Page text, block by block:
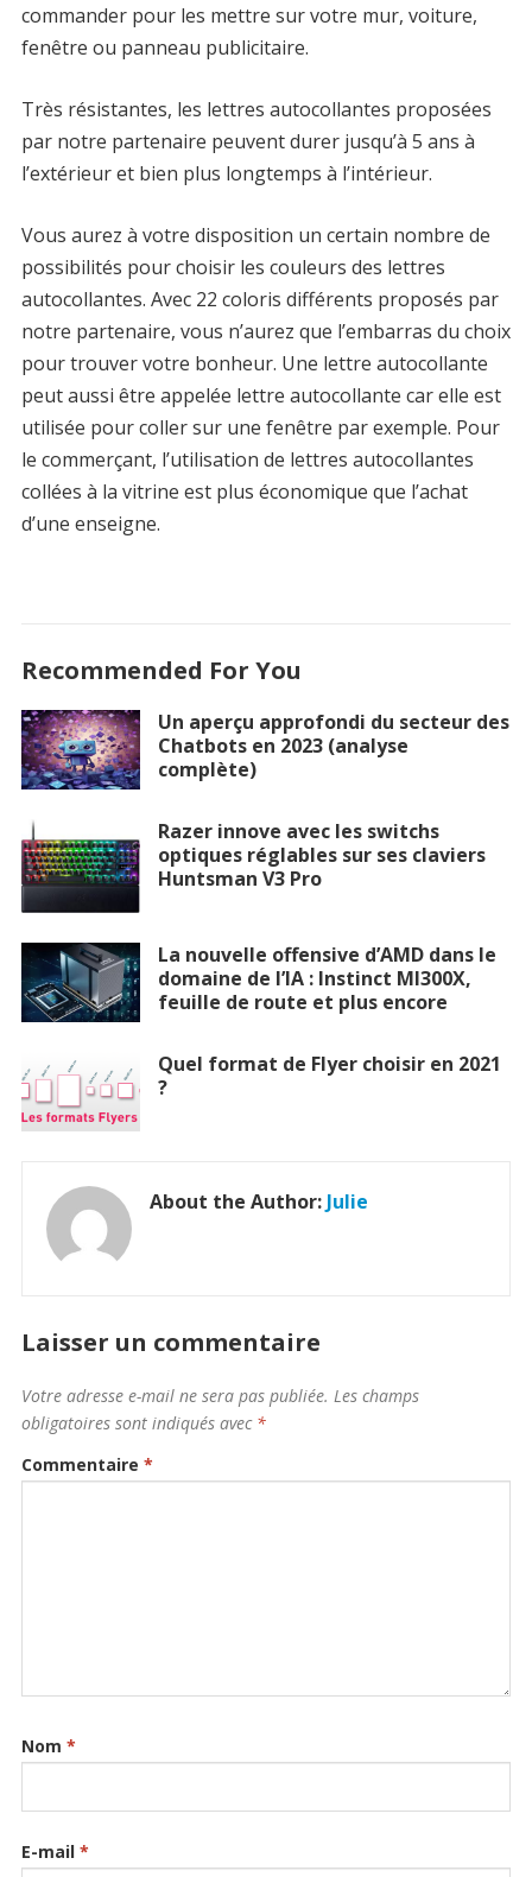
commander pour les mettre sur votre mur, voiture,
fenêtre ou panneau publicitaire.
Très résistantes, les lettres autocollantes proposées
par notre partenaire peuvent durer jusqu’à 5 ans à
l’extérieur et bien plus longtemps à l’intérieur.
Vous aurez à votre disposition un certain nombre de
possibilités pour choisir les couleurs des lettres
autocollantes. Avec 22 coloris différents proposés par
notre partenaire, vous n’aurez que l’embarras du choix
pour trouver votre bonheur. Une lettre autocollante
peut aussi être appelée lettre autocollante car elle est
utilisée pour coller sur une fenêtre par exemple. Pour
le commerçant, l’utilisation de lettres autocollantes
collées à la vitrine est plus économique que l’achat
d’une enseigne.
Recommended For You
Un aperçu approfondi du secteur des
Chatbots en 2023 (analyse
complète)
Razer innove avec les switchs
optiques réglables sur ses claviers
Huntsman V3 Pro
La nouvelle offensive d’AMD dans le
domaine de l’IA : Instinct MI300X,
feuille de route et plus encore
Quel format de Flyer choisir en 2021
?
About the Author: Julie
Laisser un commentaire
Votre adresse e-mail ne sera pas publiée. Les champs
obligatoires sont indiqués avec *
Commentaire *
Nom *
E-mail *